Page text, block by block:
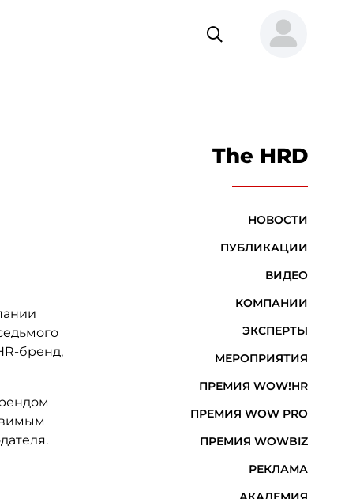
бренд,
The HRD
НОВОСТИ
ПУБЛИКАЦИИ
ВИДЕО
КОМПАНИИ
ЭКСПЕРТЫ
МЕРОПРИЯТИЯ
ПРЕМИЯ WOW!HR
ПРЕМИЯ WOW PRO
ПРЕМИЯ WOWBIZ
РЕКЛАМА